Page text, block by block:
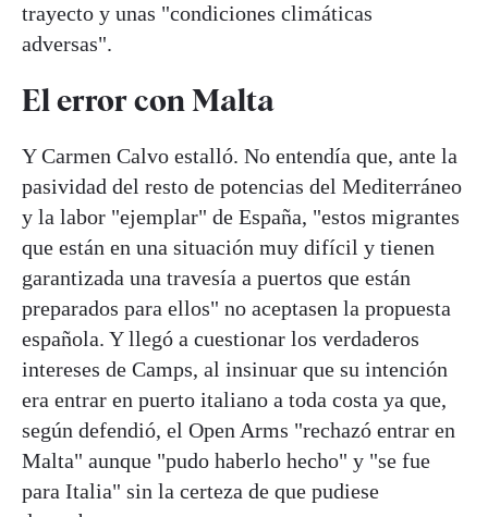
trayecto y unas "condiciones climáticas
adversas".
El error con Malta
Y Carmen Calvo estalló. No entendía que, ante la
pasividad del resto de potencias del Mediterráneo
y la labor "ejemplar" de España, "estos migrantes
que están en una situación muy difícil y tienen
garantizada una travesía a puertos que están
preparados para ellos" no aceptasen la propuesta
española. Y llegó a cuestionar los verdaderos
intereses de Camps, al insinuar que su intención
era entrar en puerto italiano a toda costa ya que,
según defendió, el Open Arms "rechazó entrar en
Malta" aunque "pudo haberlo hecho" y "se fue
para Italia" sin la certeza de que pudiese